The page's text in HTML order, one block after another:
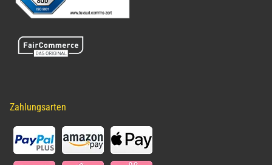
Zahlungsarten